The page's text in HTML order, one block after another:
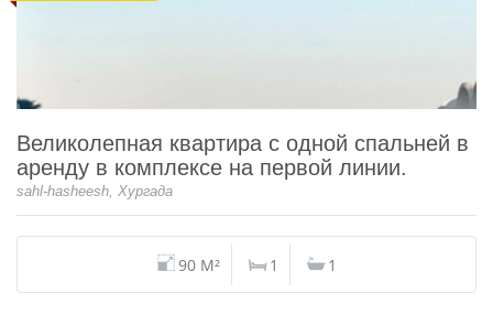
Великолепная квартира с одной спальней в
аренду в комплексе на первой линии.
sahl-hasheesh, Хургада
90 M² 1 1